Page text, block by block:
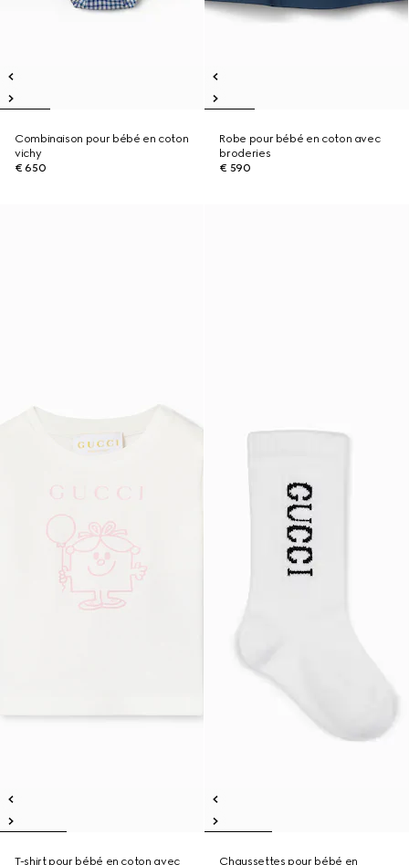
Combinaison pour bébé en coton
vichy
€ 650
Robe pour bébé en coton avec
broderies
€ 590
T-shirt pour bébé en coton avec Chaussettes pour bébé en